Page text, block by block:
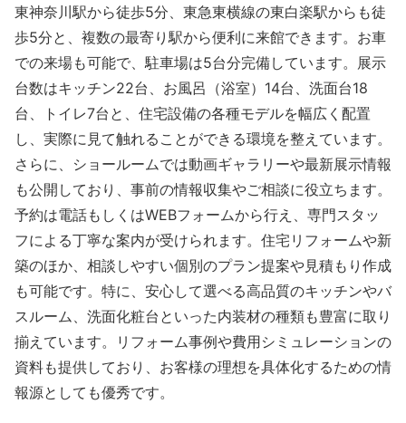
東神奈川駅から徒歩5分、東急東横線の東白楽駅からも徒
歩5分と、複数の最寄り駅から便利に来館できます。お車
での来場も可能で、駐車場は5台分完備しています。展示
台数はキッチン22台、お風呂（浴室）14台、洗面台18
台、トイレ7台と、住宅設備の各種モデルを幅広く配置
し、実際に見て触れることができる環境を整えています。
さらに、ショールームでは動画ギャラリーや最新展示情報
も公開しており、事前の情報収集やご相談に役立ちます。
予約は電話もしくはWEBフォームから行え、専門スタッ
フによる丁寧な案内が受けられます。住宅リフォームや新
築のほか、相談しやすい個別のプラン提案や見積もり作成
も可能です。特に、安心して選べる高品質のキッチンやバ
スルーム、洗面化粧台といった内装材の種類も豊富に取り
揃えています。リフォーム事例や費用シミュレーションの
資料も提供しており、お客様の理想を具体化するための情
報源としても優秀です。